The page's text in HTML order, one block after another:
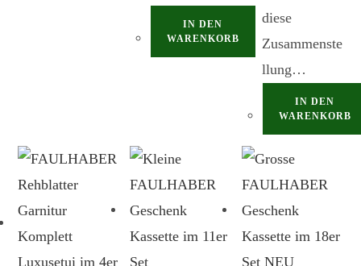
IN DEN
WARENKORB
diese
Zusammenste
llung…
IN DEN
WARENKORB